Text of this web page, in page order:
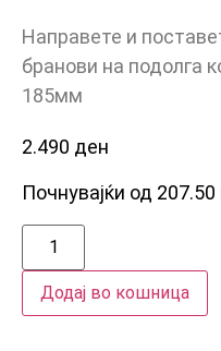
Направете и
бранови на подолга
185мм
2.490 ден
Почнувајќи од
Додај во кошница